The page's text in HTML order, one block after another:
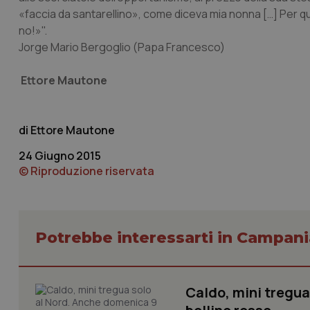
«faccia da santarellino», come diceva mia nonna […]
no!»".
Jorge Mario Bergoglio (Papa Francesco)
Ettore Mautone
Ettore Mautone
24 Giugno 2015
© Riproduzione riservata
Potrebbe interessarti in
Caldo, mini
YSC
tracking-sites-